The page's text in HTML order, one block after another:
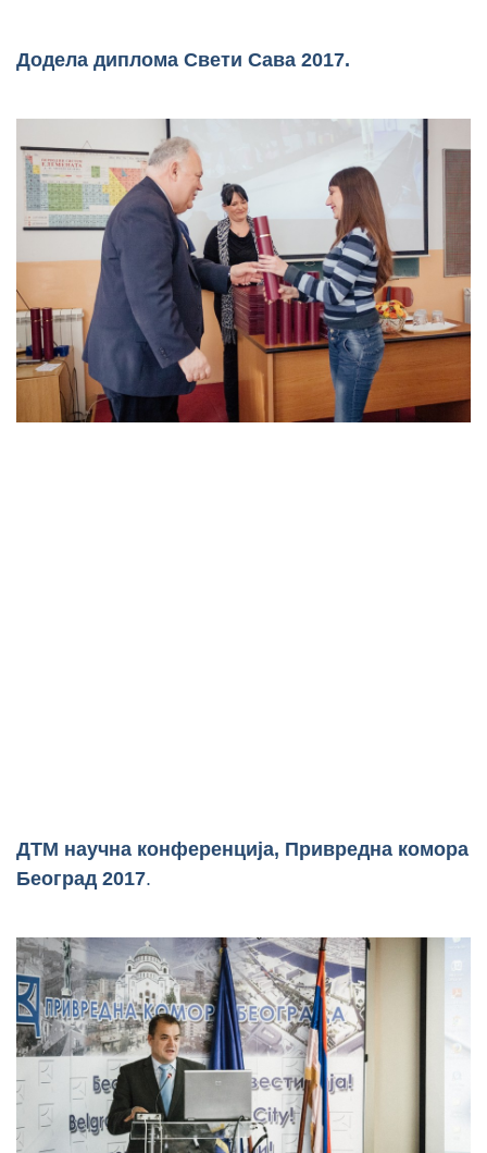
Додела диплома Свети Сава 2017.
ДТМ научна конференција, Привредна комора
Београд 2017.